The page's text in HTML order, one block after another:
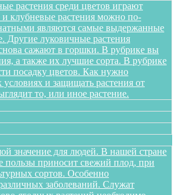
растения среди цветов играют
клубневые растения можно по-
являются самые выдержанные
Другие луковичные растения
сажают в горшки. В рубрике вы
а также их лучшие сорта. В рубрике
посадку цветов. Как нужно
и защищать растения от
то, или иное растение.
значение для людей. В нашей стране
пользы приносит свежий плод, при
сортов. Особенно
заболеваний. Служат